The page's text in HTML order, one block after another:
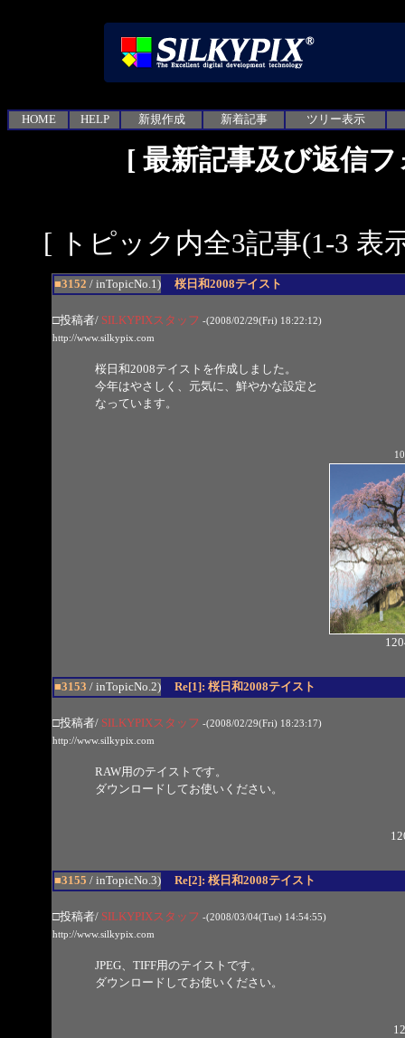
HOME HELP 新規作成 新着記事 ツリー表示
[ 最新記事及び返信
[ トピック内全3記事(1-3
■3152 / inTopicNo.1) 桜日和2008テイスト
□投稿者/ SILKYPIXスタッフ -(2008/02/29(Fri) 18:22:12)
http://www.silkypix.com
桜日和2008テイストを作成しました。
今年はやさしく、元気に、鮮やかな設定と
なっています。
■3153 / inTopicNo.2) Re[1]: 桜日和2008テイスト
□投稿者/ SILKYPIXスタッフ -(2008/02/29(Fri) 18:23:17)
http://www.silkypix.com
RAW用のテイストです。
ダウンロードしてお使いください。
■3155 / inTopicNo.3) Re[2]: 桜日和2008テイスト
□投稿者/ SILKYPIXスタッフ -(2008/03/04(Tue) 14:54:55)
http://www.silkypix.com
JPEG、TIFF用のテイストです。
ダウンロードしてお使いください。